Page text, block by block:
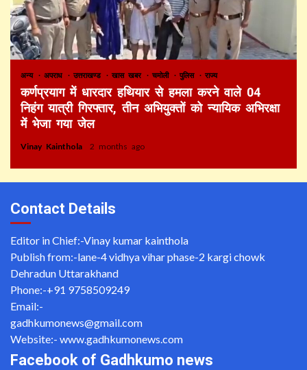
अन्य अपराध उत्तराखण्ड खास खबर चमोली पुलिस राज्य
कर्णप्रयाग में धारदार हथियार से हमला करने वाले 04
निहंग यात्री गिरफ्तार, तीन अभियुक्तों को न्यायिक अभिरक्षा
में भेजा गया जेल
Vinay Kainthola 2 months ago
Contact Details
Editor in Chief:-Vinay kumar kainthola
Publish from:-lane-4 vidhya vihar phase-2 kargi chowk
Dehradun Uttarakhand
Phone:-+91 9758509249
Email:-
gadhkumonews@gmail.com
Website:- www.gadhkumonews.com
Facebook of Gadhkumo news